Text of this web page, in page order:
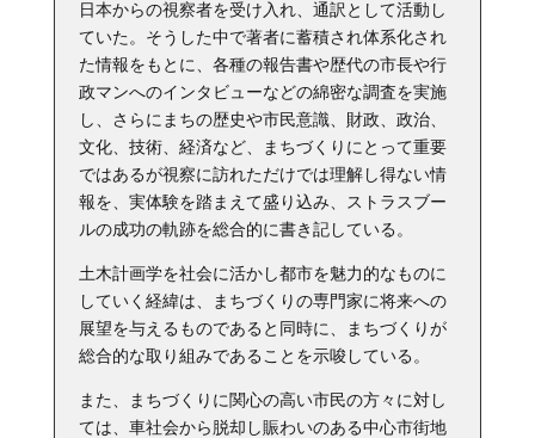
日本からの視察者を受け入れ、通訳として活動し
ていた。そうした中で著者に蓄積され体系化され
た情報をもとに、各種の報告書や歴代の市長や行
政マンへのインタビューなどの綿密な調査を実施
し、さらにまちの歴史や市民意識、財政、政治、
文化、技術、経済など、まちづくりにとって重要
ではあるが視察に訪れただけでは理解し得ない情
報を、実体験を踏まえて盛り込み、ストラスブー
ルの成功の軌跡を総合的に書き記している。
土木計画学を社会に活かし都市を魅力的なものに
していく経緯は、まちづくりの専門家に将来への
展望を与えるものであると同時に、まちづくりが
総合的な取り組みであることを示唆している。
また、まちづくりに関心の高い市民の方々に対し
ては、車社会から脱却し賑わいのある中心市街地